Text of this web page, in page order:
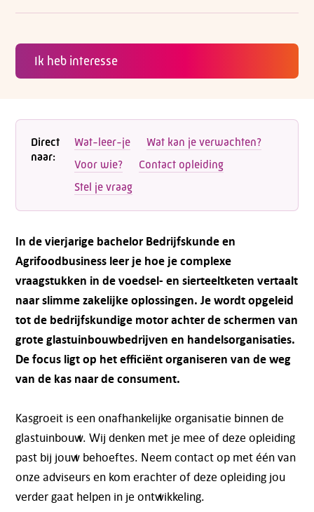
Ik heb interesse
Direct
naar:
Wat-leer-je
Wat kan je verwachten?
Voor wie?
Contact opleiding
Stel je vraag
In de vierjarige bachelor Bedrijfskunde en
Agrifoodbusiness leer je hoe je complexe
vraagstukken in de voedsel- en sierteeltketen vertaalt
naar slimme zakelijke oplossingen. Je wordt opgeleid
tot de bedrijfskundige motor achter de schermen van
grote glastuinbouwbedrijven en handelsorganisaties.
De focus ligt op het efficiënt organiseren van de weg
van de kas naar de consument.
Kasgroeit is een onafhankelijke organisatie binnen de
glastuinbouw. Wij denken met je mee of deze opleiding
past bij jouw behoeftes. Neem contact op met één van
onze adviseurs en kom erachter of deze opleiding jou
verder gaat helpen in je ontwikkeling.